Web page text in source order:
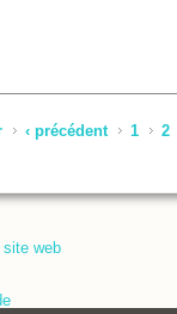
‹ précédent 1 2
web